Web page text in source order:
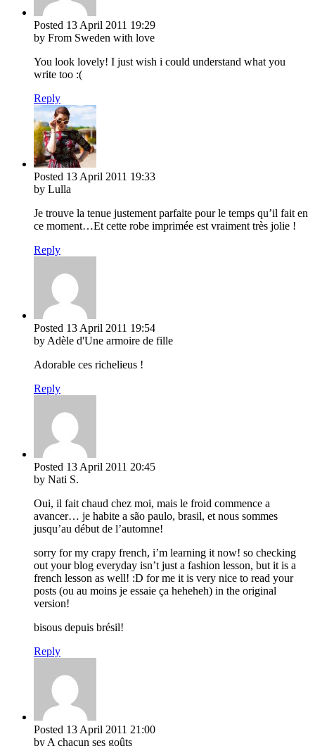
Posted 13 April 2011 19:29
by From Sweden with love
You look lovely! I just wish i could understand what you
write too :(
Reply
Posted 13 April 2011 19:33
by Lulla
Je trouve la tenue justement parfaite pour le temps qu’il fait en
ce moment…Et cette robe imprimée est vraiment très jolie !
Reply
Posted 13 April 2011 19:54
by Adèle d'Une armoire de fille
Adorable ces richelieus !
Reply
Posted 13 April 2011 20:45
by Nati S.
Oui, il fait chaud chez moi, mais le froid commence a
avancer… je habite a são paulo, brasil, et nous sommes
jusqu’au début de l’automne!
sorry for my crapy french, i’m learning it now! so checking
out your blog everyday isn’t just a fashion lesson, but it is a
french lesson as well! :D for me it is very nice to read your
posts (ou au moins je essaie ça heheheh) in the original
version!
bisous depuis brésil!
Reply
Posted 13 April 2011 21:00
by A chacun ses goûts